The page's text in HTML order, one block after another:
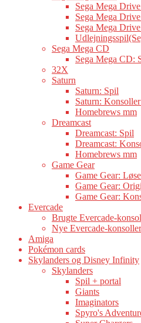
Sega Mega
Sega Mega
Sega Mega
Sega Mega CD
Sega Mega CD:
32X
Saturn
Saturn: Spil
Saturn:
Homebrews mm
Dreamcast
Dreamcast: Spil
Dreamcast:
Homebrews mm
Game Gear
Game Gear:
Game Gear:
Game Gear:
Evercade
Brugte Evercade-
Nye Evercade-
Amiga
Pokémon cards
Skylanders og Disney Infinity
Skylanders
Spil + portal
Giants
Imaginators
Spyro's